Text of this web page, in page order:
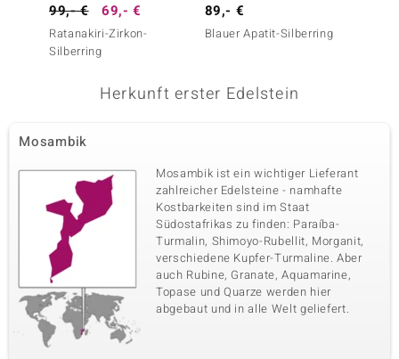
99,- € 69,- €
Ratanakiri-Zirkon-
Silberring
89,- €
Blauer Apatit-Silberring
Herkunft erster Edelstein
Mosambik
Mosambik ist ein wichtiger Lieferant
zahlreicher Edelsteine - namhafte
Kostbarkeiten sind im Staat
Südostafrikas zu finden: Paraíba-
Turmalin, Shimoyo-Rubellit, Morganit,
verschiedene Kupfer-Turmaline. Aber
auch Rubine, Granate, Aquamarine,
Topase und Quarze werden hier
abgebaut und in alle Welt geliefert.